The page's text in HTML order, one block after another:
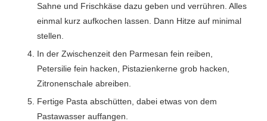
Sahne und Frischkäse dazu geben und verrühren. Alles
einmal kurz aufkochen lassen. Dann Hitze auf minimal
stellen.
In der Zwischenzeit den Parmesan fein reiben,
Petersilie fein hacken, Pistazienkerne grob hacken,
Zitronenschale abreiben.
Fertige Pasta abschütten, dabei etwas von dem
Pastawasser auffangen.